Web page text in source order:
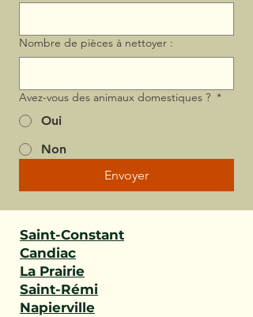
Nombre de pièces à nettoyer :
Avez-vous des animaux domestiques ? *
Oui
Non
Envoyer
Saint-Constant
Candiac
La Prairie
Saint-Rémi
Napierville